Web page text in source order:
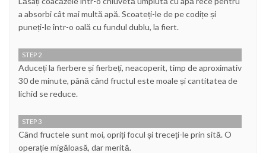
a absorbi cât mai multă apă. Scoateți-le de pe codițe și
puneți-le într-o oală cu fundul dublu, la fiert.
STEP 2
Aduceți la fierbere și fierbeți, neacoperit, timp de aproximativ
30 de minute, până când fructul este moale și cantitatea de
lichid se reduce.
STEP 3
Când fructele sunt moi, opriți focul și treceți-le prin sită. O
operație migăloasă, dar merită.